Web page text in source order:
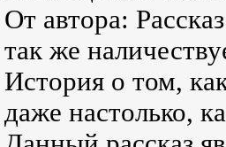
От автора:
так же
История о том,
даже настолько,